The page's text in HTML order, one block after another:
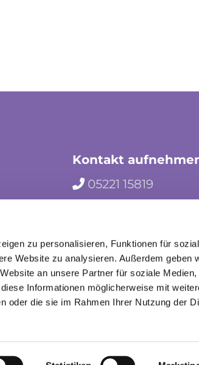
zu personalisieren, Funktionen für
Website zu analysieren. Außerdem geben
an unsere Partner für soziale Medien,
Informationen möglicherweise mit
oder die sie im Rahmen Ihrer Nutzung der
Kontakt
 05221 15819